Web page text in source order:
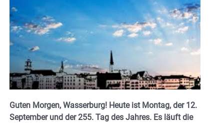
Guten Morgen, Wasserburg! Heute ist Montag, der 12.
September und der 255. Tag des Jahres. Es läuft die